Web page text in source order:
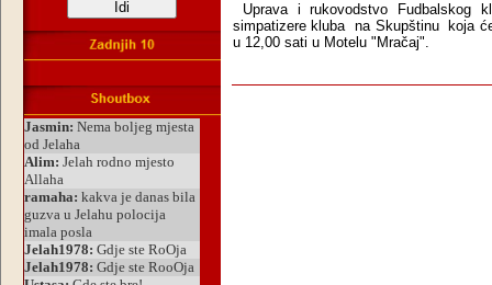
Uprava i rukovodstvo Fudbalskog
simpatizere klubana Skupštinu koja će
u 12,00 sati u Motelu "Mračaj".